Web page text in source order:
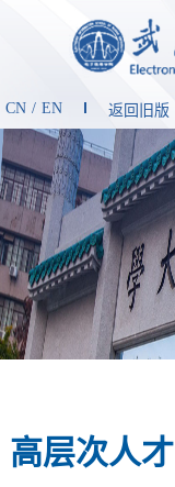
CN / EN 返回旧版
高层次人才